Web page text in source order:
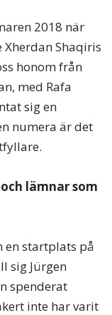
2018 när
Shaqiris
honom från
med Rafa
sig en
numera är det
lämnar som
en startplats på
sig Jürgen
spenderat
inte har varit